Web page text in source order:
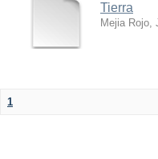
Tierra
Mejia Rojo,
1